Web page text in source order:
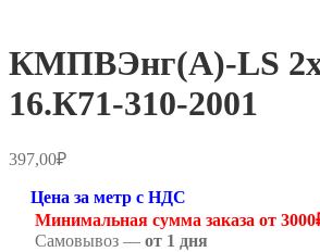
КМПВЭнг(А)-LS
16.К71-310-2001
397,00₽
Цена за метр с НДС
Минимальная сумма заказа от
Самовывоз — от 1 дня